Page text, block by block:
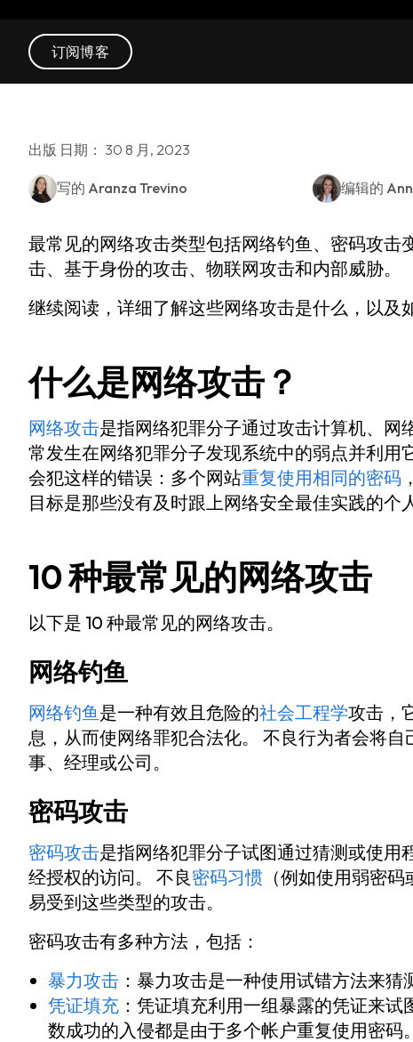
订阅博客
出版 日期： 30 8 月, 2023
写的 Aranza Trevino 编辑的
最常见的网络攻击类型包括网络钓鱼、密码攻
击、基于身份的攻击、物联网攻击和内部威胁。
继续阅读，详细了解这些网络攻击是什么，以及
什么是网络攻击？
网络攻击是指网络犯罪分子通过攻击计算机、网
常发生在网络犯罪分子发现系统中的弱点并利用
会犯这样的错误：多个网站重复使用相同的密码
目标是那些没有及时跟上网络安全最佳实践的个
10 种最常见的网络攻击
以下是 10 种最常见的网络攻击。
网络钓鱼
网络钓鱼 是一种有效且危险的社会工程学攻击，
息，从而使网络罪犯合法化。 不良行为者会将
事、经理或公司。
密码攻击
密码攻击是指网络犯罪分子试图通过猜测或使用
经授权的访问。 不良密码习惯 （例如使用弱密
易受到这些类型的攻击。
密码攻击有多种方法，包括：
暴力攻击 ：暴力攻击是一种使用试错方法来猜
凭证填充 ：凭证填充利用一组暴露的凭证来
数成功的入侵都是由于多个帐户重复使用密码。